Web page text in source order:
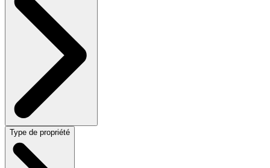
Type de propriété